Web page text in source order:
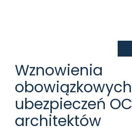
Wznowienia
obowiązkowych
ubezpieczeń OC
architektów